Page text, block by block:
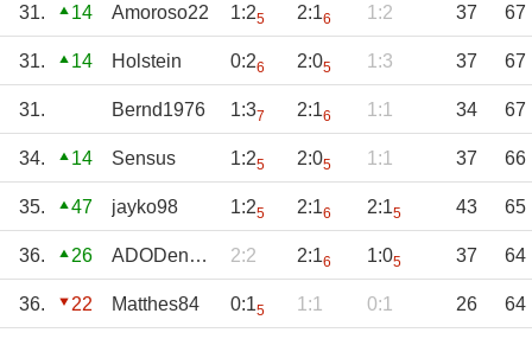
31. 14 Amoroso22 1:25 2:16 1:2 37 67
31. 14 Holstein 0:26 2:05 1:3 37 67
31. Bernd1976 1:37 2:16 1:1 34 67
34. 14 Sensus 1:25 2:05 1:1 37 66
35. 47 jayko98 1:25 2:16 2:15 43 65
36. 26 ADODenHans 2:2 2:16 1:05 37 64
36. 22 Matthes84 0:15 1:1 0:1 26 64